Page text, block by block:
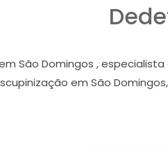
São Domingos ,
em São